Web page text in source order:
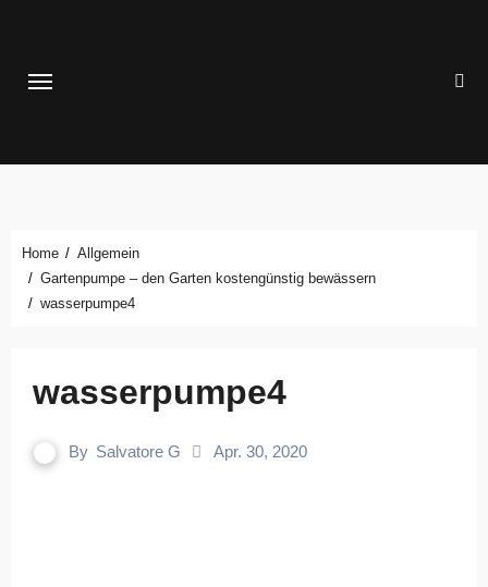
springen
Home
Allgemein
Gartenpumpe – den Garten kostengünstig bewässern
wasserpumpe4
wasserpumpe4
By Salvatore G Apr. 30, 2020